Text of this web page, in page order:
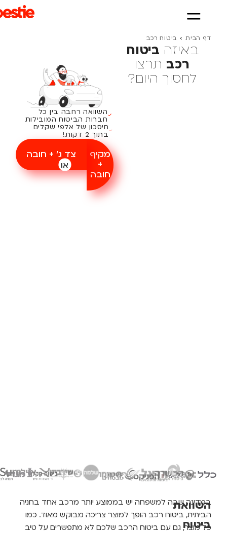
דף הבית > ביטוח רכב
באיזהביטוח
רכבתרצו
לחסוך היום?
השוואה רחבה בין כל
חברות הביטוח המובילות
חיסכון של אלפי שקלים
בתוך 2 דקות!
מקיף
חובה
צד ג׳ + חובה
השוואת
ביטוח
במדינה שבה למשפחה יש בממוצע יותר מרכב אחד בחניה
הביתית, ביטוח רכב הופך למוצר צריכה מבוקש מאוד. כמו
כל מוצר, גם עם ביטוח הרכב שלכם לא מתפשרים על טיב